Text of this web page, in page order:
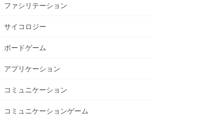
ファシリテーション
サイコロジー
ボードゲーム
アプリケーション
コミュニケーション
コミュニケーションゲーム